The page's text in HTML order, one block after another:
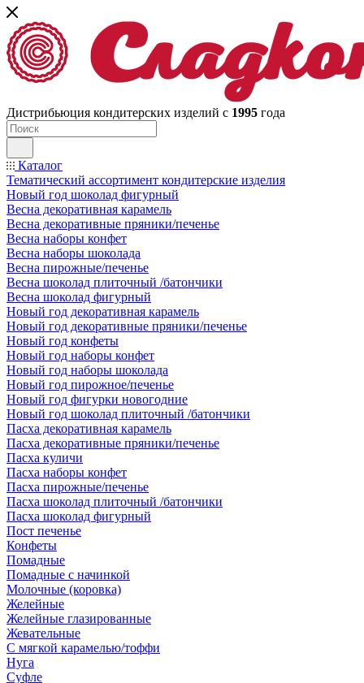
Дистрибьюция кондитерских изделий с 1995 года
Каталог
Тематический ассортимент кондитерские изделия
Новый год шоколад фигурный
Весна декоративная карамель
Весна декоративные пряники/печенье
Весна наборы конфет
Весна наборы шоколада
Весна пирожные/печенье
Весна шоколад плиточный /батончики
Весна шоколад фигурный
Новый год декоративная карамель
Новый год декоративные пряники/печенье
Новый год конфеты
Новый год наборы конфет
Новый год наборы шоколада
Новый год пирожное/печенье
Новый год фигурки новогодние
Новый год шоколад плиточный /батончики
Пасха декоративная карамель
Пасха декоративные пряники/печенье
Пасха куличи
Пасха наборы конфет
Пасха пирожные/печенье
Пасха шоколад плиточный /батончики
Пасха шоколад фигурный
Пост печенье
Конфеты
Помадные
Помадные с начинкой
Молочные (коровка)
Желейные
Желейные глазированные
Жевательные
С мягкой карамелью/тоффи
Нуга
Суфле